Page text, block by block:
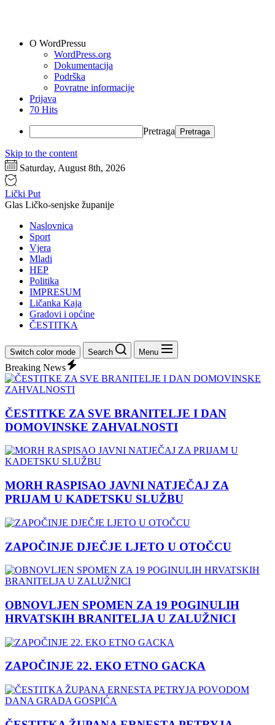
O WordPressu
WordPress.org
Dokumentacija
Podrška
Povratne informacije
Prijava
70 Hits
Pretraga
Skip to the content
Saturday, August 8th, 2026
Lički Put
Glas Ličko-senjske županije
Naslovnica
Sport
Vjera
Mladi
HEP
Politika
IMPRESUM
Ličanka Kaja
Gradovi i općine
ČESTITKA
Switch color mode Search Menu
Breaking News
ČESTITKE ZA SVE BRANITELJE I DAN
DOMOVINSKE ZAHVALNOSTI
MORH RASPISAO JAVNI NATJEČAJ ZA
PRIJAM U KADETSKU SLUŽBU
ZAPOČINJE DJEČJE LJETO U OTOČCU
OBNOVLJEN SPOMEN ZA 19 POGINULIH
HRVATSKIH BRANITELJA U ZALUŽNICI
ZAPOČINJE 22. EKO ETNO GACKA